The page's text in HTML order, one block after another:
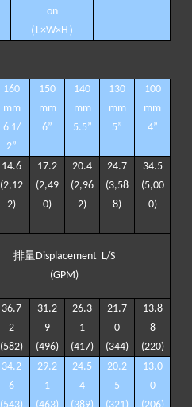
on
（ L×W×H ）
160
mm
6 1/
2”
150
mm
6”
140
mm
5.5”
130
mm
5”
100
mm
4”
14.6
(2,12
2)
17.2
(2,49
0)
20.4
(2,96
2)
24.7
(3,58
8)
34.5
(5,00
0)
排量Displacement L/S
(GPM)
36.7
2
(582)
31.2
9
(496)
26.3
1
(417)
21.7
0
(344)
13.8
8
(220)
34.2
6
29.2
1
24.5
4
20.2
5
13.0
0